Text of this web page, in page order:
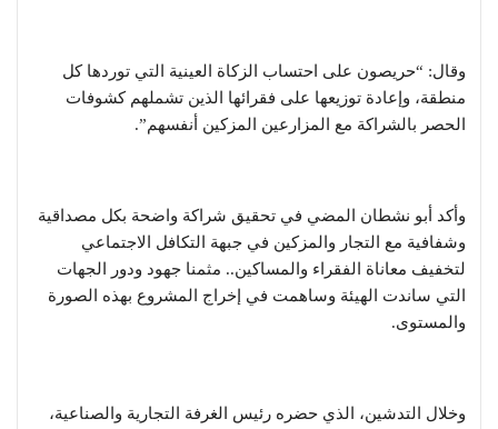
وقال: “حريصون على احتساب الزكاة العينية التي توردها كل
منطقة، وإعادة توزيعها على فقرائها الذين تشملهم كشوفات
الحصر بالشراكة مع المزارعين المزكين أنفسهم”.
وأكد أبو نشطان المضي في تحقيق شراكة واضحة بكل مصداقية
وشفافية مع التجار والمزكين في جبهة التكافل الاجتماعي
لتخفيف معاناة الفقراء والمساكين.. مثمنا جهود ودور الجهات
التي ساندت الهيئة وساهمت في إخراج المشروع بهذه الصورة
والمستوى.
وخلال التدشين، الذي حضره رئيس الغرفة التجارية والصناعية،